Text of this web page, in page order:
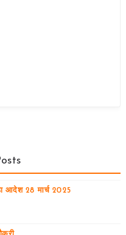
आदेश 28 मार्च 2025